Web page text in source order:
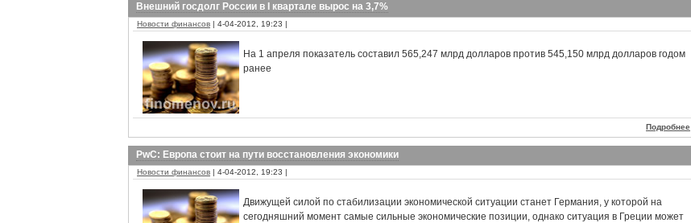
Внешний госдолг России в I квартале вырос на 3,7%
Новости финансов | 4-04-2012, 19:23 |
На 1 апреля показатель составил 565,247 млрд долларов против 545,150 млрд долларов годом
ранее
Подробнее
PwC: Европа стоит на пути восстановления экономики
Новости финансов | 4-04-2012, 19:23 |
Движущей силой по стабилизации экономической ситуации станет Германия, у которой на
сегодняшний момент самые сильные экономические позиции, однако ситуация в Греции может